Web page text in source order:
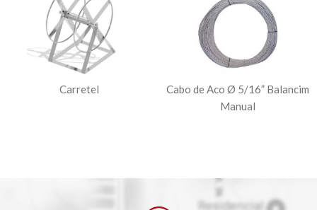
Carretel
Cabo de Aco Ø 5/16” Balancim
Manual